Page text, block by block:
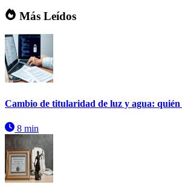
Más Leídos
Cambio de titularidad de luz y agua: quién
8 min